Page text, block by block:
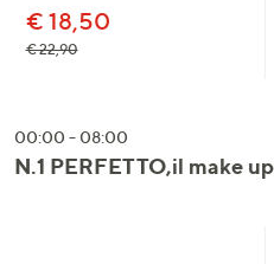
€ 18,50
€ 22,90
00:00 - 08:00
N.1 PERFETTO,il make